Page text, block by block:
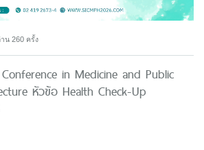
าน 260 ครั้ง
in Medicine and Public
หัวข้อ Health Check-Up